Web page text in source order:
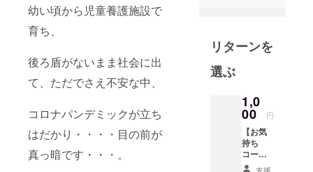
幼い頃から児童養護施設で
育ち、
後ろ盾がないまま社会に出
て、ただでさえ不安な中、
コロナパンデミックが立ち
はだかり・・・・目の前が
真っ暗です・・・。
が生活する
児童養護施
設。そこを
者たちへの
サポートを
行っていま
リターンを
選ぶ
1,0
00 円
【お気
持ち
コー
ス】